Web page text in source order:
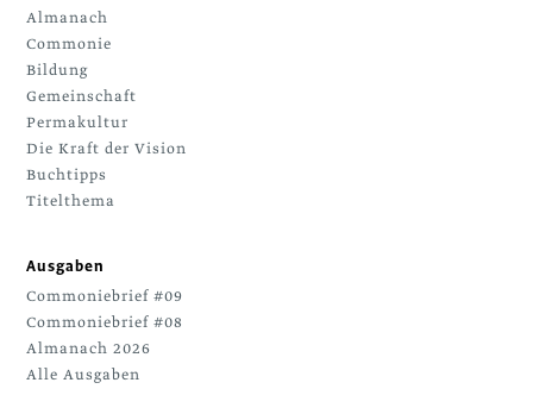
Almanach
Commonie
Bildung
Gemeinschaft
Permakultur
Die Kraft der Vision
Buchtipps
Titelthema
Ausgaben
Commoniebrief #09
Commoniebrief #08
Almanach 2026
Alle Ausgaben